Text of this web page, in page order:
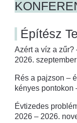
Építész
Azért a víz a
2026.
Rés a pajzson –
kényes pontokon
Évtizedes
2026 – 2026.